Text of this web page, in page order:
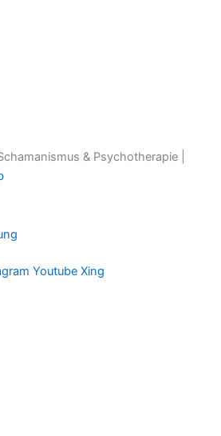
& Psychotherapie |
Youtube Xing